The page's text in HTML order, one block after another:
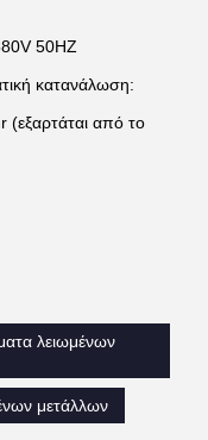
50HZ
κατανάλωση:
(εξαρτάται από το
λειωμένων
μετάλλων